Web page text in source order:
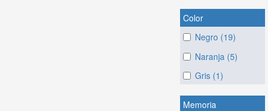
Color
Negro (19)
Naranja (5)
Gris (1)
Memoria